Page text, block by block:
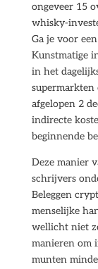
ongeveer 15
whisky-
Ga je voor
Kunstmatige
in het
supermarkten
afgelopen 2
indirecte
beginnende
Deze manier
schrijvers
Beleggen
menselijke
wellicht niet
manieren om
munten